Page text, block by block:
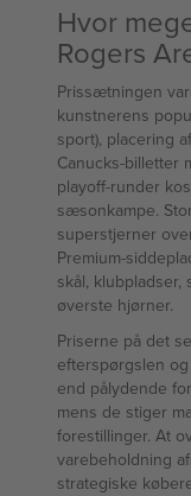
Hvor
Rogers
Prissætningen
kunstnerens
sport), placering
Canucks-billetter
playoff-runder
sæsonkampe.
superstjerner
Premium-
skål,
øverste hjørner.
Priserne på det
efterspørgslen
end pålydende
mens de stiger
forestillinger. At
varebeholdning
strategiske